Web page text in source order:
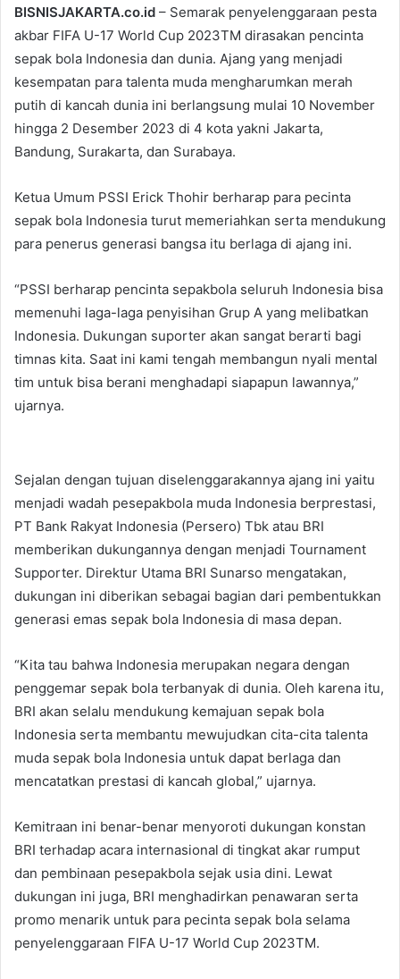
BISNISJAKARTA.co.id – Semarak penyelenggaraan pesta
akbar FIFA U-17 World Cup 2023TM dirasakan pencinta
sepak bola Indonesia dan dunia. Ajang yang menjadi
kesempatan para talenta muda mengharumkan merah
putih di kancah dunia ini berlangsung mulai 10 November
hingga 2 Desember 2023 di 4 kota yakni Jakarta,
Bandung, Surakarta, dan Surabaya.
Ketua Umum PSSI Erick Thohir berharap para pecinta
sepak bola Indonesia turut memeriahkan serta mendukung
para penerus generasi bangsa itu berlaga di ajang ini.
“PSSI berharap pencinta sepakbola seluruh Indonesia bisa
memenuhi laga-laga penyisihan Grup A yang melibatkan
Indonesia. Dukungan suporter akan sangat berarti bagi
timnas kita. Saat ini kami tengah membangun nyali mental
tim untuk bisa berani menghadapi siapapun lawannya,”
ujarnya.
Sejalan dengan tujuan diselenggarakannya ajang ini yaitu
menjadi wadah pesepakbola muda Indonesia berprestasi,
PT Bank Rakyat Indonesia (Persero) Tbk atau BRI
memberikan dukungannya dengan menjadi Tournament
Supporter. Direktur Utama BRI Sunarso mengatakan,
dukungan ini diberikan sebagai bagian dari pembentukkan
generasi emas sepak bola Indonesia di masa depan.
“Kita tau bahwa Indonesia merupakan negara dengan
penggemar sepak bola terbanyak di dunia. Oleh karena itu,
BRI akan selalu mendukung kemajuan sepak bola
Indonesia serta membantu mewujudkan cita-cita talenta
muda sepak bola Indonesia untuk dapat berlaga dan
mencatatkan prestasi di kancah global,” ujarnya.
Kemitraan ini benar-benar menyoroti dukungan konstan
BRI terhadap acara internasional di tingkat akar rumput
dan pembinaan pesepakbola sejak usia dini. Lewat
dukungan ini juga, BRI menghadirkan penawaran serta
promo menarik untuk para pecinta sepak bola selama
penyelenggaraan FIFA U-17 World Cup 2023TM.